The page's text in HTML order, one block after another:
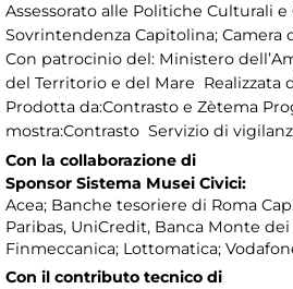
Assessorato alle Politiche Culturali
Sovrintendenza Capitolina; Camera
Con patrocinio del: Ministero
del Territorio e del Mare Realizzata
Prodotta da:Contrasto e Zètema
mostra:Contrasto Servizio di
Con la collaborazione di
Sponsor Sistema Musei Civici:
Acea; Banche tesoriere di Roma
Paribas, UniCredit, Banca Monte
Finmeccanica; Lottomatica;
Con il contributo tecnico di